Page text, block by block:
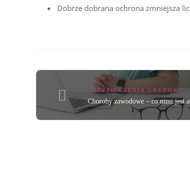
Dobrze dobrana ochrona zmniejsza
UBEZPIECZENIA GRUPOWE
Choroby zawodowe – co nimi jest